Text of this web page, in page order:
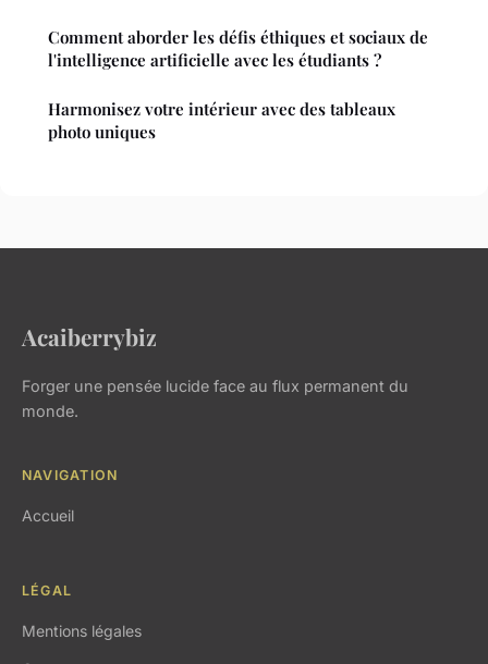
Comment aborder les défis éthiques et sociaux de
l'intelligence artificielle avec les étudiants ?
Harmonisez votre intérieur avec des tableaux
photo uniques
Acaiberrybiz
Forger une pensée lucide face au flux permanent du
monde.
NAVIGATION
Accueil
LÉGAL
Mentions légales